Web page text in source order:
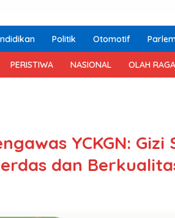
Politik Otomotif
PERISTIWA NASIONAL OLAH RAGA
YCKGN:
dan